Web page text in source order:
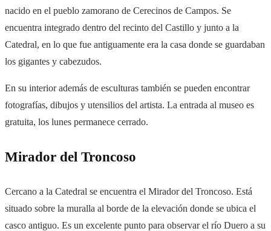
nacido en el pueblo zamorano de Cerecinos de Campos. Se
encuentra integrado dentro del recinto del Castillo y junto a la
Catedral, en lo que fue antiguamente era la casa donde se guardaban
los gigantes y cabezudos.
En su interior además de esculturas también se pueden encontrar
fotografías, dibujos y utensilios del artista. La entrada al museo es
gratuita, los lunes permanece cerrado.
Mirador del Troncoso
Cercano a la Catedral se encuentra el Mirador del Troncoso. Está
situado sobre la muralla al borde de la elevación donde se ubica el
casco antiguo. Es un excelente punto para observar el río Duero a su